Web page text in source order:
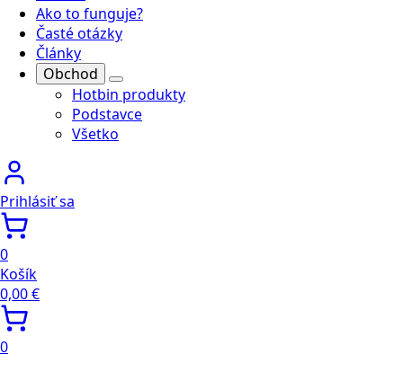
Ako to funguje?
Časté otázky
Články
Obchod
Hotbin produkty
Podstavce
Všetko
Prihlásiť sa
0
Košík
0,00€
0